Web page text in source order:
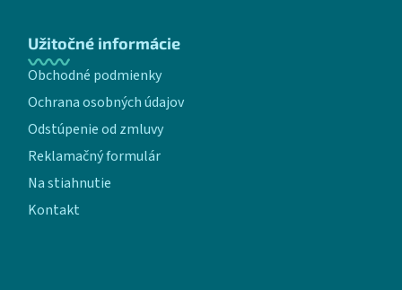
Užitočné informácie
Obchodné podmienky
Ochrana osobných údajov
Odstúpenie od zmluvy
Reklamačný formulár
Na stiahnutie
Kontakt